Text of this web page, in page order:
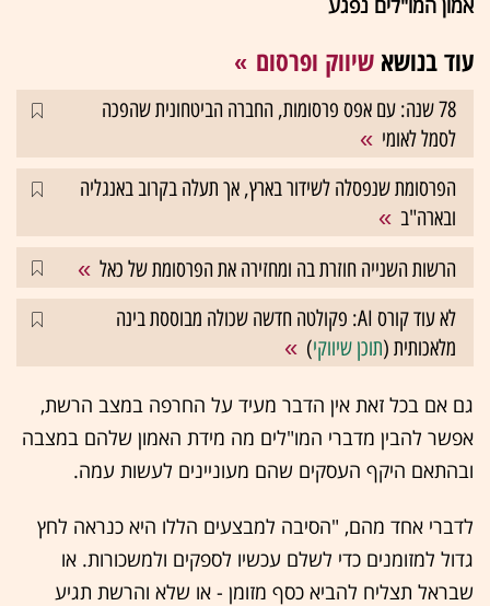
עוד בנושא שיווק ופרסום
78 שנה: עם אפס פרסומות, החברה הביטחונית שהפכה
לסמל לאומי
הפרסומת שנפסלה לשידור בארץ, אך תעלה בקרוב באנגליה
ובארה"ב
הרשות השנייה חוזרת בה ומחזירה את הפרסומת של כאל
לא עוד קורס AI: פקולטה חדשה שכולה מבוססת בינה
מלאכותית (תוכן שיווקי)
גם אם בכל זאת אין הדבר מעיד על החרפה במצב הרשת,
אפשר להבין מדברי המו"לים מה מידת האמון שלהם במצבה
ובהתאם היקף העסקים שהם מעוניינים לעשות עמה.
לדברי אחד מהם, "הסיבה למבצעים הללו היא כנראה לחץ
גדול למזומנים כדי לשלם עכשיו לספקים ולמשכורות. או
שבראל תצליח להביא כסף מזומן - או שלא והרשת תגיע